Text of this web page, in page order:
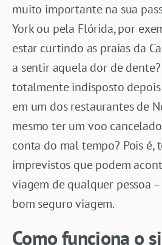
muito importante na sua
York ou pela Flórida, por
estar curtindo as praias da
a sentir aquela dor de
totalmente indisposto
em um dos restaurantes de
mesmo ter um voo
conta do mal tempo? Pois é,
imprevistos que podem
viagem de qualquer pessoa
bom seguro viagem.
Como funciona o